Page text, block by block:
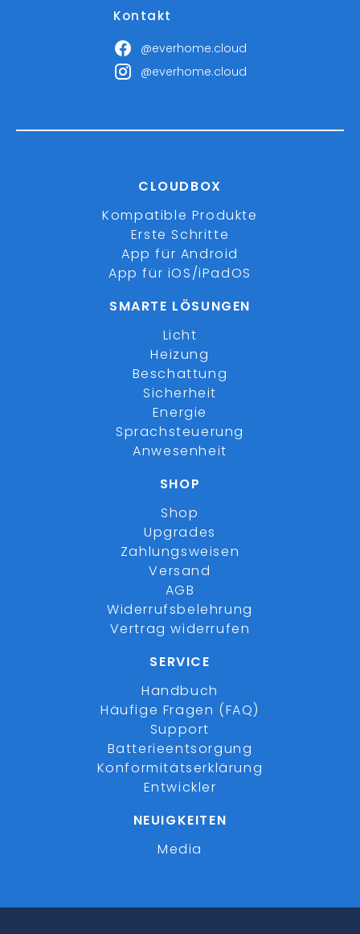
Kontakt
@everhome.cloud
@everhome.cloud
CLOUDBOX
Kompatible Produkte
Erste Schritte
App für Android
App für iOS/iPadOS
SMARTE LÖSUNGEN
Licht
Heizung
Beschattung
Sicherheit
Energie
Sprachsteuerung
Anwesenheit
SHOP
Shop
Upgrades
Zahlungsweisen
Versand
AGB
Widerrufsbelehrung
Vertrag widerrufen
SERVICE
Handbuch
Häufige Fragen (FAQ)
Support
Batterieentsorgung
Konformitätserklärung
Entwickler
NEUIGKEITEN
Media